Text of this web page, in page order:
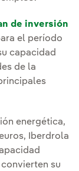
de inversión
el período
capacidad
de la
energética,
Iberdrola
su